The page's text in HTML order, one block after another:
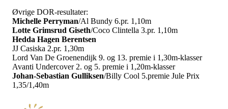
Øvrige DOR-resultater:
Michelle Perryman/Al Bundy 6.pr. 1,10m
Lotte Grimsrud Giseth/Coco Clintella 3.pr. 1,10m
Hedda Hagen Berentsen
JJ Casiska 2.pr. 1,30m
Lord Van De Groenendijk 9. og 13. premie i 1,30m-klasser
Avanti Undercover 2. og 5. premie i 1,20m-klasser
Johan-Sebastian Gulliksen/Billy Cool 5.premie Jule Prix
1,35/1,40m